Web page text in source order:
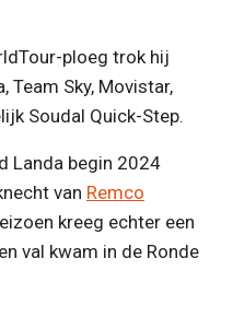
ploeg trok hij
Team Sky, Movistar,
Soudal Quick-Step.
Landa begin 2024
van Remco
kreeg echter een
val kwam in de Ronde